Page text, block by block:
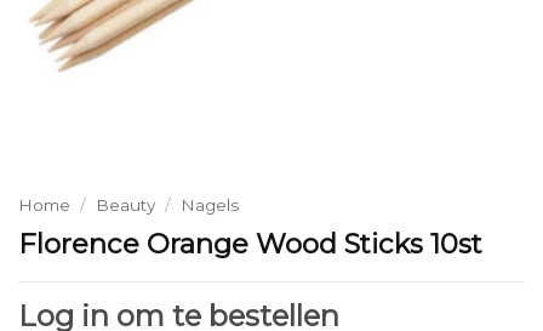
Home / Beauty / Nagels
Florence Orange Wood Sticks 10st
Log in om te bestellen